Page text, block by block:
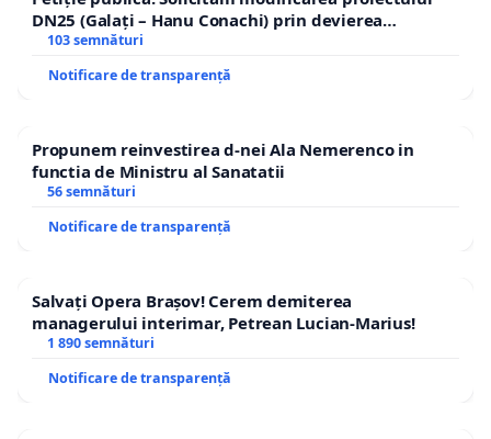
DN25 (Galați – Hanu Conachi) prin devierea
traseului în afara localităților!
103 semnături
Notificare de transparență
Propunem reinvestirea d-nei Ala Nemerenco in
functia de Ministru al Sanatatii
56 semnături
Notificare de transparență
Salvați Opera Brașov! Cerem demiterea
managerului interimar, Petrean Lucian-Marius!
1 890 semnături
Notificare de transparență